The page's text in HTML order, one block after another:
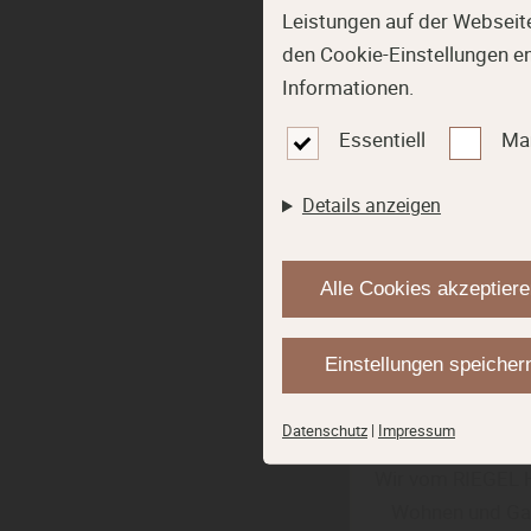
Leistungen auf der
den Cookie-Einstellungen
Informationen.
Essentiell
Details anzeigen
Alle Cookies
Einstellungen
Datenschutz | Impressum